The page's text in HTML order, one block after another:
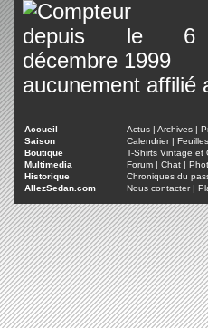
aucunement affilié
Accueil Actus | Archives |
Saison
Calendrier|
Boutique
T-Shirts Vintage et
Multimedia
Forum | Chat |
Historique
Chroniques du
AllezSedan.com
Nous contacter|